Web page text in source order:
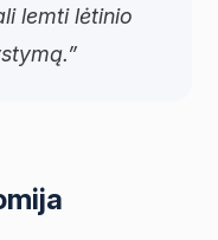
lemti lėtinio